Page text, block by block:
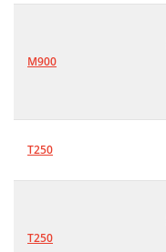
M900
T250
T250